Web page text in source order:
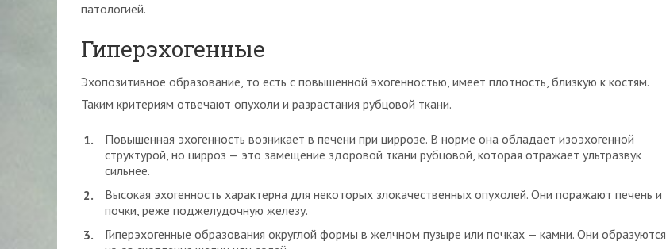
патологией.
Гиперэхогенные
Эхопозитивное образование, то есть с повышенной эхогенностью, имеет плотность, близкую к костям.
Таким критериям отвечают опухоли и разрастания рубцовой ткани.
Повышенная эхогенность возникает в печени при циррозе. В норме она обладает изоэхогенной
структурой, но цирроз — это замещение здоровой ткани рубцовой, которая отражает ультразвук
сильнее.
Высокая эхогенность характерна для некоторых злокачественных опухолей. Они поражают печень и
почки, реже поджелудочную железу.
Гиперэхогенные образования округлой формы в желчном пузыре или почках — камни. Они образуются